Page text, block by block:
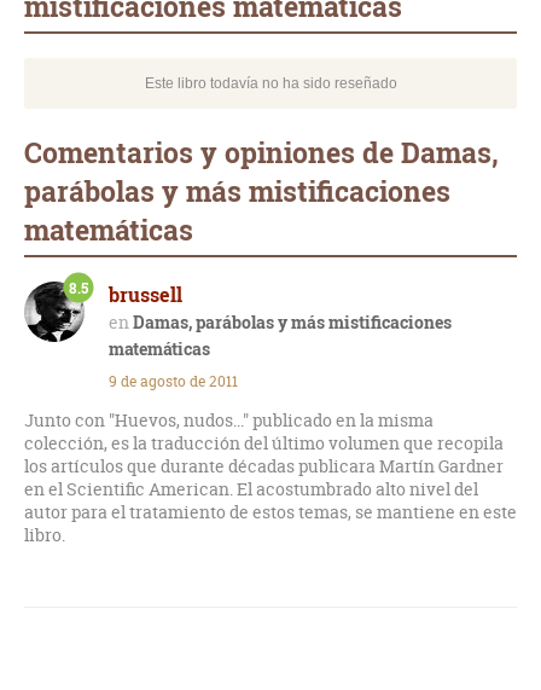
Este libro todavía no ha sido reseñado
Comentarios y opiniones de Damas,
parábolas y más mistificaciones
matemáticas
brussell
Damas, parábolas y más mistificaciones
matemáticas
8.5
9 de agosto de 2011
Junto con "Huevos, nudos..." publicado en la misma
colección, es la traducción del último volumen que recopila
los artículos que durante décadas publicara Martín Gardner
en el Scientific American. El acostumbrado alto nivel del
autor para el tratamiento de estos temas, se mantiene en este
libro.